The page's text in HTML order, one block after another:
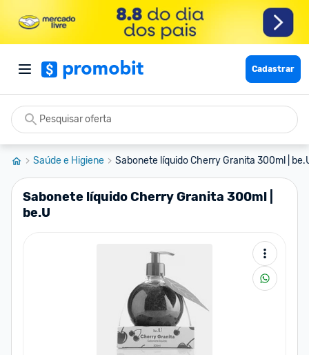
Cadastrar
Saúde e Higiene Sabonete líquido Cherry Granita 300ml |
Sabonete líquido Cherry Granita 300ml |
be.U